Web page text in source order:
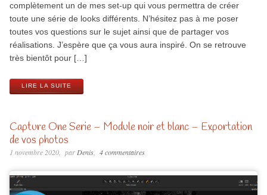
complètement un de mes set-up qui vous permettra de créer
toute une série de looks différents. N’hésitez pas à me poser
toutes vos questions sur le sujet ainsi que de partager vos
réalisations. J’espère que ça vous aura inspiré. On se retrouve
très bientôt pour […]
LIRE LA SUITE
Capture One Serie – Module noir et blanc – Exportation
de vos photos
1 novembre 2020 par Denis 4 commentaires